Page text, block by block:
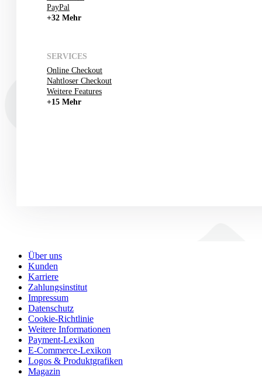
PayPal
+32 Mehr
SERVICES
Online Checkout
Nahtloser Checkout
Weitere Features
+15 Mehr
Über uns
Kunden
Karriere
Zahlungsinstitut
Impressum
Datenschutz
Cookie-Richtlinie
Weitere Informationen
Payment-Lexikon
E-Commerce-Lexikon
Logos & Produktgrafiken
Magazin